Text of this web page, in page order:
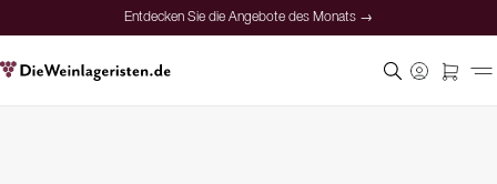
Entdecken Sie die Angebote des Monats →